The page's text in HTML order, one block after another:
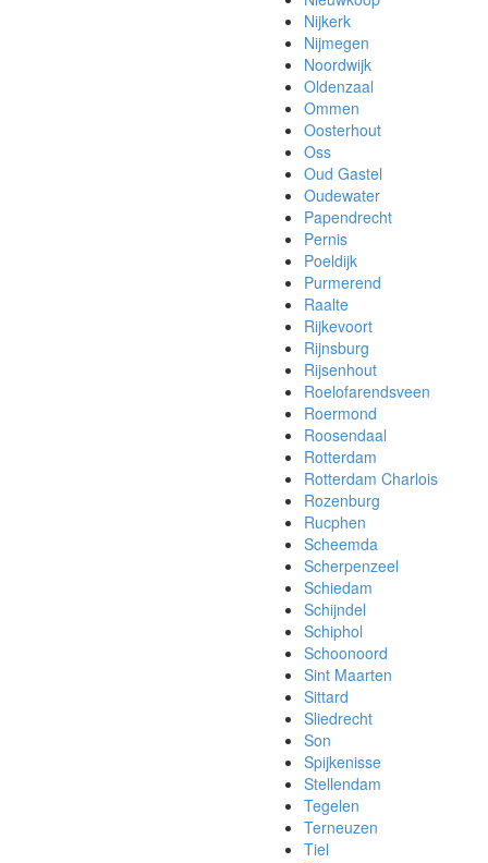
Nijkerk
Nijmegen
Noordwijk
Oldenzaal
Ommen
Oosterhout
Oss
Oud Gastel
Oudewater
Papendrecht
Pernis
Poeldijk
Purmerend
Raalte
Rijkevoort
Rijnsburg
Rijsenhout
Roelofarendsveen
Roermond
Roosendaal
Rotterdam
Rotterdam Charlois
Rozenburg
Rucphen
Scheemda
Scherpenzeel
Schiedam
Schijndel
Schiphol
Schoonoord
Sint Maarten
Sittard
Sliedrecht
Son
Spijkenisse
Stellendam
Tegelen
Terneuzen
Tiel